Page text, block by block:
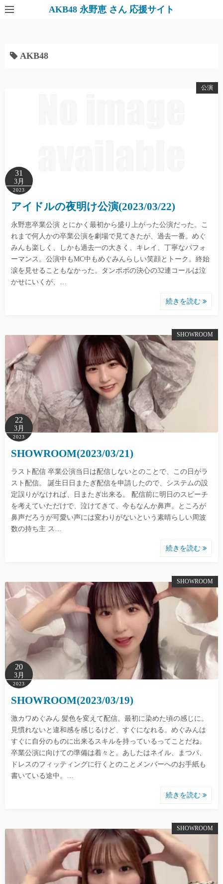
AKB48 永野恵 さん 応援サイト
AKB48
公演
31
3月
2023
アイドルの夜明け公演(2023/03/22)
永野恵卒業公演 とにかく最初から盛り上がった公演だった。こ
れまで何人かの卒業公演を劇場で見てきたが、過去一番。めぐ
みんも楽しく、しかも過去一の大きく、キレイ、丁寧なパフォ
ーマンス。公演中もMC中もめぐみんらしい笑顔とトーク。終始
涙を見せることもなかった。タンポポの決心の32連コールは泣
かせにいくが、…
続きを読む
SHOWROOM
22
3月
2023
SHOWROOM(2023/03/21)
ラスト配信 卒業公演当日は配信しないとのことで、この日がラ
スト配信。 誕生日日またぎ配信を申請したので、システムの設
定誤りがなければ、日またぎ出来る。 配信前に明日のスピーチ
を考えていただけで、泣けてきて、今もなんか鼻声。ところが
鼻声だろうが可愛い声には変わりがないという素晴らしい周波
数の持ち主 ス…
続きを読む
SHOWROOM
20
3月
2023
SHOWROOM(2023/03/19)
激カワめぐみん 髪色を変えて配信。最初に染めた頃の感じに。
見慣れないと違和感を感じるけど、すぐになれる。めぐみんは
すぐに自分のものに出来るスキルを持っているってことだね。
卒業公演に向けての準備は着々と。あしたはネイル、まつパ、
ドレスのフィッティングに行くとのことメンバーへのお手紙も
書いている途中。…
続きを読む
SHOWROOM